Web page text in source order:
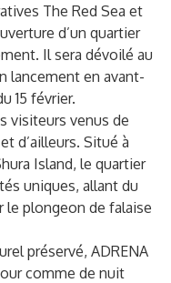
The Red Sea et
d’un quartier
Il sera dévoilé au
lancement en avant-
15 février.
visiteurs venus de
d’ailleurs. Situé à
Island, le quartier
uniques, allant du
le plongeon de falaise
préservé, ADRENA
comme de nuit